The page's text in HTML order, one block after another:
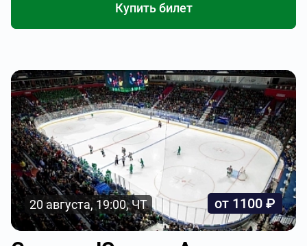
Купить билет
20 августа, 19:00, ЧТ от 1100 ₽